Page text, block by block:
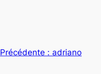
Précédente : adriano